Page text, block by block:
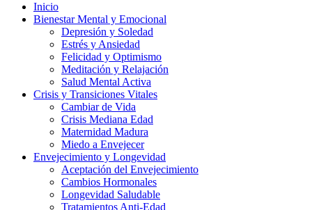
Inicio
Bienestar Mental y Emocional
Depresión y Soledad
Estrés y Ansiedad
Felicidad y Optimismo
Meditación y Relajación
Salud Mental Activa
Crisis y Transiciones Vitales
Cambiar de Vida
Crisis Mediana Edad
Maternidad Madura
Miedo a Envejecer
Envejecimiento y Longevidad
Aceptación del Envejecimiento
Cambios Hormonales
Longevidad Saludable
Tratamientos Anti-Edad